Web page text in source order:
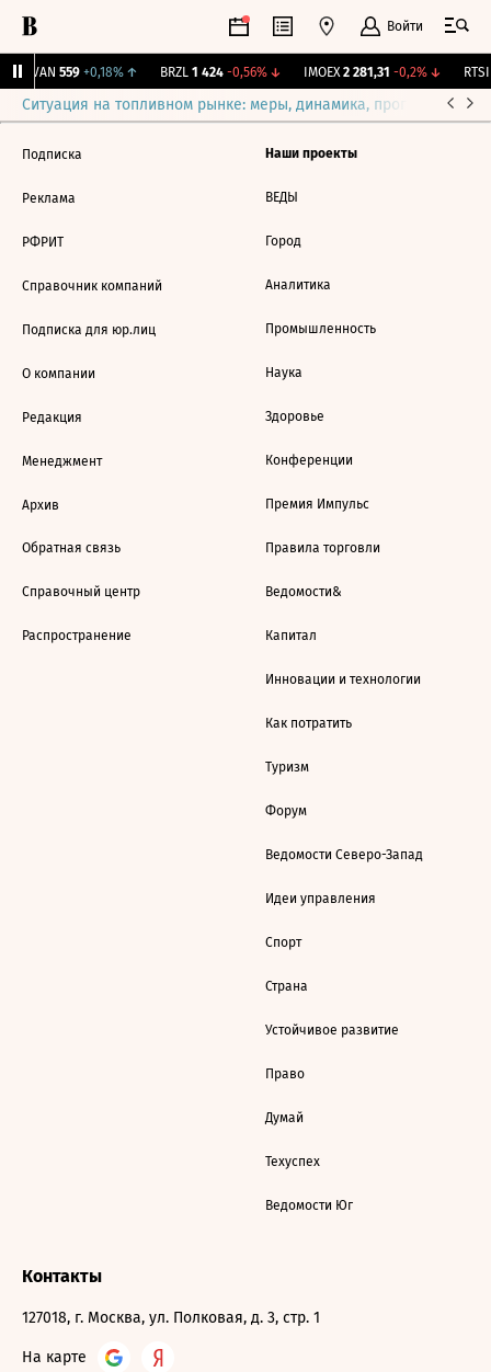
Войти
AVAN 559 +0,18%↑ BRZL 1 424 -0,56%↓ IMOEX 2 281,31 -0,2%↓ RTSI
Ситуация на топливном рынке: меры, динамика, прогнозы
Подписка
Реклама
РФРИТ
Справочник компаний
Подписка для юр.лиц
О компании
Редакция
Менеджмент
Архив
Обратная связь
Справочный центр
Распространение
Наши проекты
ВЕДЫ
Город
Аналитика
Промышленность
Наука
Здоровье
Конференции
Премия Импульс
Правила торговли
Ведомости&
Капитал
Инновации и технологии
Как потратить
Туризм
Форум
Ведомости Северо-Запад
Идеи управления
Спорт
Страна
Устойчивое развитие
Право
Думай
Техуспех
Ведомости Юг
Контакты
127018, г. Москва, ул. Полковая, д. 3, стр. 1
На карте